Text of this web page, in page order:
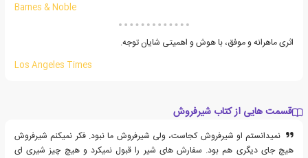
Barnes & Noble
اثری ماهرانه و موفق، با هوش و اهمیتی شایان توجه.
Los Angeles Times
قسمت هایی از کتاب شیرفروش
نمی‏دانستم او شیرفروش کجاست، ولی شیرفروش ما نبود. فکر نمی‎کنم شیرفروش
هیچ جای دیگری هم بود. سفارش های شیر را قبول نمی‎کرد و هیچ چیز شیری ای